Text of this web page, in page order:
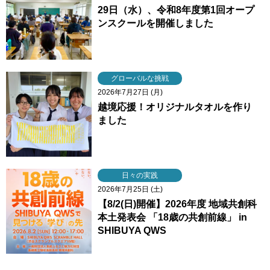
29日（水）、令和8年度第1回オープ
ンスクールを開催しました
グローバルな挑戦
2026年7月27日 (月)
越境応援！オリジナルタオルを作り
ました
日々の実践
2026年7月25日 (土)
【8/2(日)開催】2026年度 地域共創科
本土発表会 「18歳の共創前線」 in
SHIBUYA QWS